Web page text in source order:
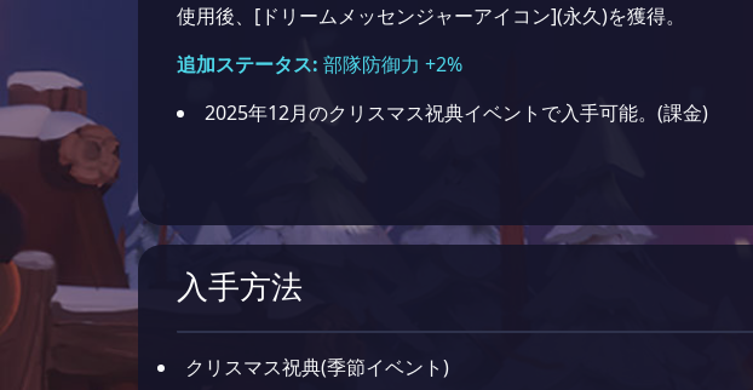
使用後、[ドリームメッセンジャーアイコン](永久)を獲得。
追加ステータス: 部隊防御力 +2%
2025年12月のクリスマス祝典イベントで入手可能。(課金)
入手方法
クリスマス祝典(季節イベント)